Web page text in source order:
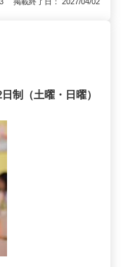
制（土曜・日曜）